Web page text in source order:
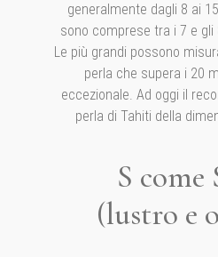
generalmente dagli 8 ai
sono comprese tra i 7 e
Le più grandi possono
perla che supera i 20
eccezionale. Ad oggi il
perla di Tahiti della
S come
(lustro e